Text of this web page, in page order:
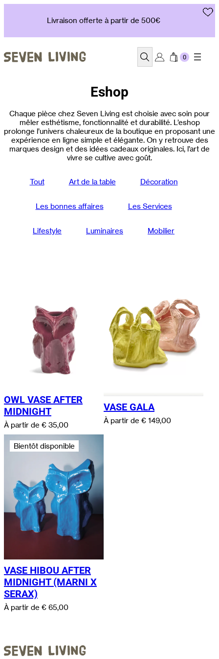
Livraison offerte à partir de 500€
Recherche
Eshop
Chaque pièce chez Seven Living est choisie avec soin pour
mêler esthétisme, fonctionnalité et durabilité. L’eshop
prolonge l’univers chaleureux de la boutique en proposant une
expérience en ligne simple et élégante. On y retrouve des
marques design et des idées cadeaux originales. Ici, l’art de
vivre se cultive avec goût.
Tout Art de la table Décoration
Les bonnes affaires Les Services
Lifestyle Luminaires Mobilier
OWL VASE AFTER
MIDNIGHT
À partir de € 35,00
VASE GALA
À partir de € 149,00
Bientôt disponible
VASE HIBOU AFTER
MIDNIGHT (MARNI X
SERAX)
À partir de € 65,00